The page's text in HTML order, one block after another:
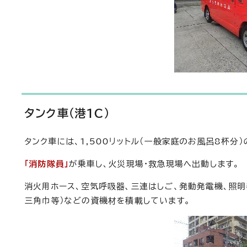
タンク車（港1C）
タンク車には、1,500リットル（一般家庭のお風呂8杯分
「消防隊員」 が乗車し、火災現場・救急現場へ出動します。
消火用ホース、空気呼吸器、三連はしご、発動発電機、照
三角巾等）などの資機材を積載しています。